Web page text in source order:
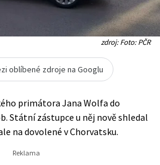
zdroj: Foto: PČR
oblíbené zdroje na Googlu
primátora Jana Wolfa do
Státní zástupce u něj nově shledal
na dovolené v Chorvatsku.